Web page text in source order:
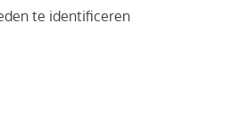
te identificeren